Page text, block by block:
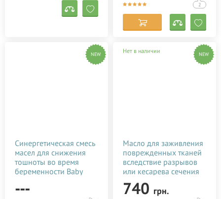
2
NEW
Синергетическая смесь
масел для снижения
тошноты во время
беременности Baby
---
Нет в наличии NEW
Масло для заживления
поврежденных тканей
вследствие разрывов
или кесарева сечения
Baby Teva Stitol 50 мл
740 грн.